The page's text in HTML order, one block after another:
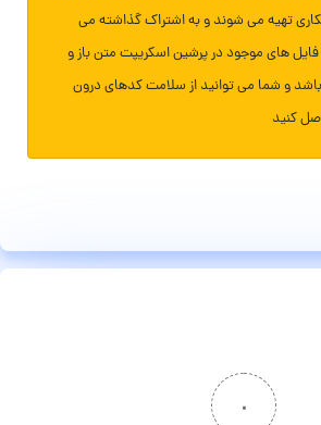
تهیه می شوند و به اشتراک گذاشته می
های موجود در پرشین اسکریپت متن باز و
و شما می توانید از سلامت کدهای درون
کنید
۰